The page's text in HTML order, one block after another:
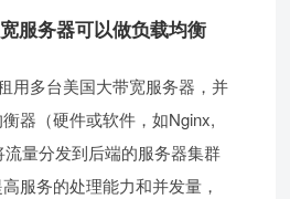
服务器可以做负载均衡
用多台美国大带宽服务器，并
器（硬件或软件，如Nginx,
流量分发到后端的服务器集群
服务的处理能力和并发量，